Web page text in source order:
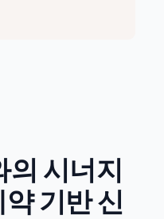
의 시너지
기반 신